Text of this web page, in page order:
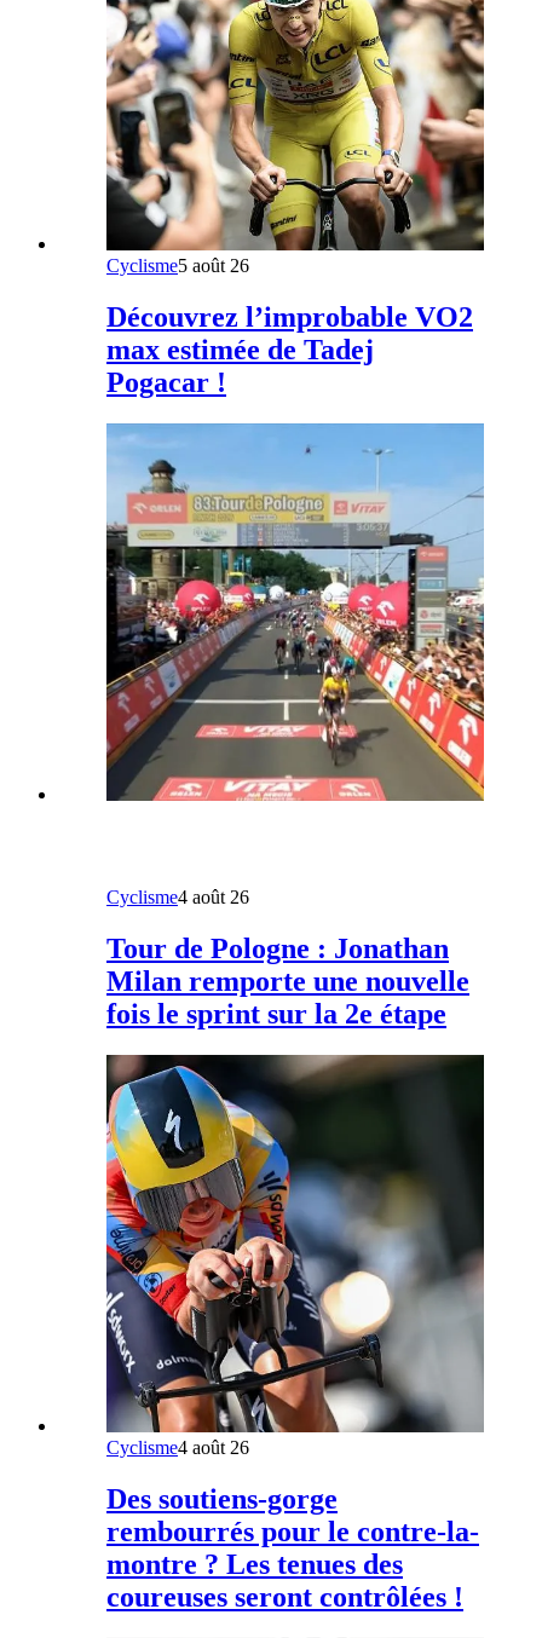
Cyclisme5 août 26
Découvrez l’improbable VO2
max estimée de Tadej
Pogacar !
Cyclisme4 août 26
Tour de Pologne : Jonathan
Milan remporte une nouvelle
fois le sprint sur la 2e étape
Cyclisme4 août 26
Des soutiens-gorge
rembourrés pour le contre-la-
montre ? Les tenues des
coureuses seront contrôlées !